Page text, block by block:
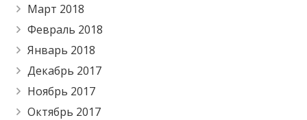
Март 2018
Февраль 2018
Январь 2018
Декабрь 2017
Ноябрь 2017
Октябрь 2017